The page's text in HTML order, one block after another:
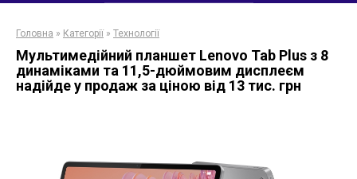
Головна » Категорії » Технології
Мультимедійний планшет Lenovo Tab Plus з 8
динаміками та 11,5-дюймовим дисплеєм
надійде у продаж за ціною від 13 тис. грн